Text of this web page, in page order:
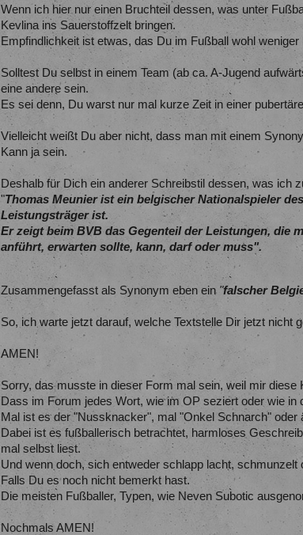
Wenn ich hier nur einen Bruchteil dessen, was unter
Kevlina ins Sauerstoffzelt bringen.
Empfindlichkeit ist etwas, das Du im Fußball wohl weniger
Solltest Du selbst in einem Team (ab ca. A-Jugend
eine andere sein.
Es sei denn, Du warst nur mal kurze Zeit in einer
Vielleicht weißt Du aber nicht, dass man mit einem
Kann ja sein.
Deshalb für Dich ein anderer Schreibstil dessen, was ich
"Thomas Meunier ist ein belgischer Nationalspieler
Leistungsträger ist.
Er zeigt beim BVB das Gegenteil der Leistungen, die
anführt, erwarten sollte, kann, darf oder muss".
Zusammengefasst als Synonym eben ein"falscher
So, ich warte jetzt darauf, welche Textstelle Dir jetzt
AMEN!
Sorry, das musste in dieser Form mal sein, weil mir
Dass im Forum jedes Wort, wie im OP seziert oder wie
Mal ist es der "Nussknacker", mal "Onkel Schnarch" oder
Dabei ist es fußballerisch betrachtet, harmloses
mal selbst liest.
Und wenn doch, sich entweder schlapp lacht,
Falls Du es noch nicht bemerkt hast.
Die meisten Fußballer, Typen, wie Neven Subotic
Nochmals AMEN!